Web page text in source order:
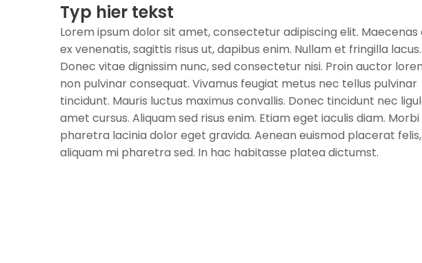
Typ hier tekst
Lorem ipsum dolor sit amet, consectetur adipiscing elit. Maecenas
ex venenatis, sagittis risus ut, dapibus enim. Nullam et fringilla lacus.
Donec vitae dignissim nunc, sed consectetur nisi. Proin auctor
non pulvinar consequat. Vivamus feugiat metus nec tellus pulvinar
tincidunt. Mauris luctus maximus convallis. Donec tincidunt nec
amet cursus. Aliquam sed risus enim. Etiam eget iaculis diam. Morbi
pharetra lacinia dolor eget gravida. Aenean euismod placerat
aliquam mi pharetra sed. In hac habitasse platea dictumst.